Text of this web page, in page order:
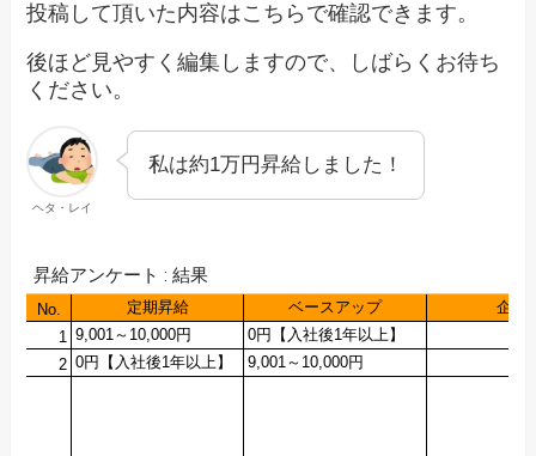
投稿して頂いた内容はこちらで確認できます。
後ほど見やすく編集しますので、しばらくお待ち
ください。
ヘタ・レイ
私は約1万円昇給しました！